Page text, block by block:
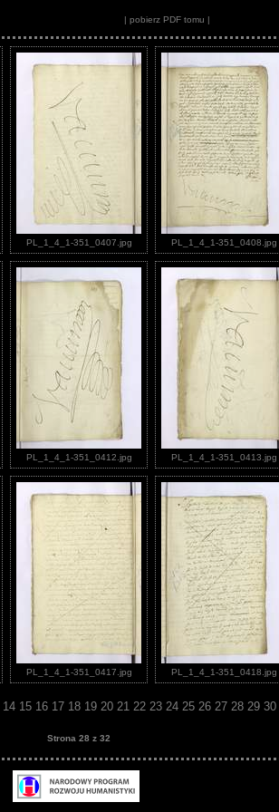
| pobierz PDF tomu |
PL_1_4_1-351_0407.jpg PL_1_4_1-351_0408.jpg
PL_1_4_1-351_0412.jpg PL_1_4_1-351_0413.jpg
PL_1_4_1-351_0417.jpg PL_1_4_1-351_0418.jpg
14 15 16 17 18 19 20 21 22 23 24 25 26 27 28 29 30
Strona 28 z 32